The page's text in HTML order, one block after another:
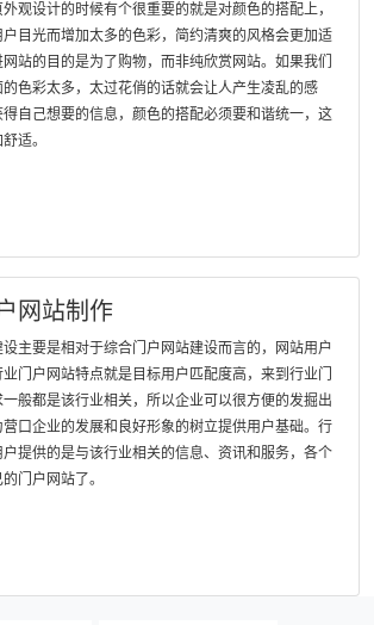
观设计的时候有个很重要的就是对颜色的搭配上，
目光而增加太多的色彩，简约清爽的风格会更加适
站的目的是为了购物，而非纯欣赏网站。如果我们
色彩太多，太过花俏的话就会让人产生凌乱的感
自己想要的信息，颜色的搭配必须要和谐统一，这
适。
网站制作
主要是相对于综合门户网站建设而言的，网站用户
门户网站特点就是目标用户匹配度高，来到行业门
般都是该行业相关，所以企业可以很方便的发掘出
口企业的发展和良好形象的树立提供用户基础。行
提供的是与该行业相关的信息、资讯和服务，各个
门户网站了。